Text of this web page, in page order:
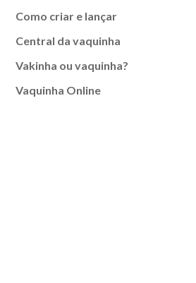
Como criar e lançar
Central da vaquinha
Vakinha ou vaquinha?
Vaquinha Online